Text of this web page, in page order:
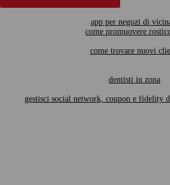
app per negozi di
come promuovere
come trovare nuovi
dentisti in zona
gestisci social network, coupon e fidelity